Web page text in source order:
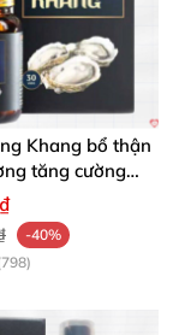
Khang bổ thận
tăng cường
lâu
-40%